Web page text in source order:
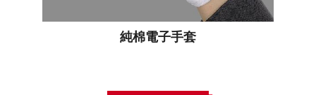
純棉電子手套